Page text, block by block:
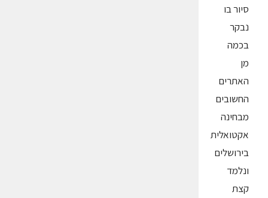
סיור בו
נבקר
בכמה
מן
האתרים
החשובים
מבחינה
אקטואלית
בירושלים
ונלמד
קצת